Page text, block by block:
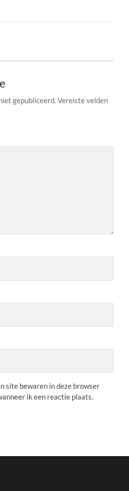
gepubliceerd.Vereiste velden
site bewaren in deze browser
ik een reactie plaats.